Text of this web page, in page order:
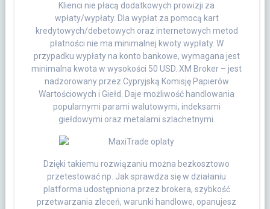
Klienci nie płacą dodatkowych prowizji za
wpłaty/wypłaty. Dla wypłat za pomocą kart
kredytowych/debetowych oraz internetowych metod
płatności nie ma minimalnej kwoty wypłaty. W
przypadku wypłaty na konto bankowe, wymagana jest
minimalna kwota w wysokości 50 USD. XM Broker – jest
nadzorowany przez Cypryjską Komisję Papierów
Wartościowych i Giełd. Daje możliwość handlowania
popularnymi parami walutowymi, indeksami
giełdowymi oraz metalami szlachetnymi.
Dzięki takiemu rozwiązaniu można bezkosztowo
przetestować np. Jak sprawdza się w działaniu
platforma udostępniona przez brokera, szybkość
przetwarzania zleceń, warunki handlowe, opanujesz